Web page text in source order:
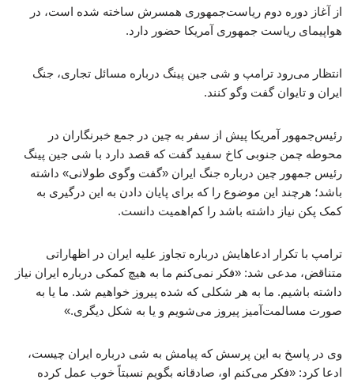
از آغاز دوره دوم ریاست‌جمهوری همسرش ساخته شده است، در
هواپیمای ریاست جمهوری آمریکا حضور دارد.
انتظار می‌رود ترامپ و شی جین پینگ درباره مسائل تجاری، جنگ
ایران و تایوان گفت وگو کنند.
رئیس‌جمهور آمریکا پیش از سفر به چین در جمع خبرنگاران در
محوطه چمن جنوبی کاخ سفید گفت که قصد دارد با شی جین ‌پینگ
رئیس جمهور چین درباره جنگ ایران «گفت‌ وگوی طولانی» داشته
باشد؛ هرچند این موضوع را که برای پایان دادن به این درگیری به
کمک پکن نیاز داشته باشد را کم‌اهمیت دانست.
ترامپ با تکرار ادعاهایش درباره تجاوز علیه ایران در اظهاراتی
متناقض، مدعی شد: «فکر نمی‌کنم ما به هیچ کمکی درباره ایران نیاز
داشته باشیم. ما به هر شکلی که شده پیروز خواهیم شد. ما یا به‌
صورت مسالمت‌آمیز پیروز می‌شویم و یا به شکل دیگری.»
وی در پاسخ به این پرسش که پیامش به شی درباره ایران چیست،
ادعا کرد: «فکر می‌کنم او، صادقانه بگویم نسبتاً خوب عمل کرده